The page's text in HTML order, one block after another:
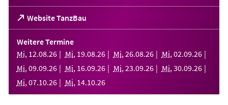
Website TanzBau
(Öffnet
in
einem
neuen
Tab)
Weitere Termine
Mi, 12.08.26 Mi, 19.08.26 Mi, 26.08.26 Mi, 02.09.26
Mi, 09.09.26 Mi, 16.09.26 Mi, 23.09.26 Mi, 30.09.26
Mi, 07.10.26 Mi, 14.10.26